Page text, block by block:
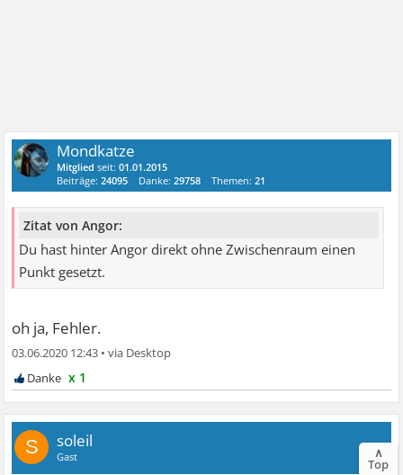
Mondkatze
Mitglied seit:01.01.2015
Beiträge:24095 Danke:29758 Themen:21
Zitat von Angor:
Du hast hinter Angor direkt ohne Zwischenraum einen
Punkt gesetzt.
oh ja, Fehler.
03.06.2020 12:43 •
x 1
S soleil
Gast ∧
Top